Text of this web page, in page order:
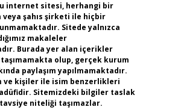
internet sitesi, herhangi bir
şahıs şirketi ile hiçbir
Sitede yalnızca
makaleler
Burada yer alan içerikler
olup, gerçek kurum
paylaşım yapılmamaktadır.
ve kişiler ile isim benzerlikleri
Sitemizdeki bilgiler taslak
niteliği taşımazlar.